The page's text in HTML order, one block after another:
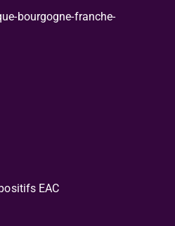
bourgogne-franche-
EAC